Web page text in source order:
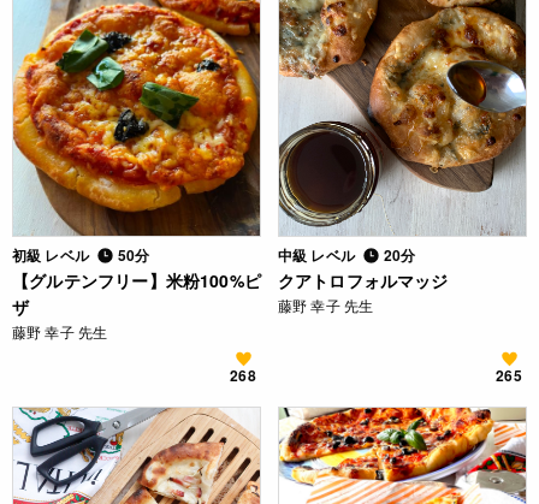
初級 レベル 50分
【グルテンフリー】米粉100%ピ
ザ
藤野 幸子 先生
268
中級 レベル 20分
クアトロフォルマッジ
藤野 幸子 先生
265